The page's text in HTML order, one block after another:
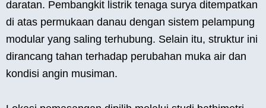
daratan. Pembangkit listrik tenaga surya ditempatkan
di atas permukaan danau dengan sistem pelampung
modular yang saling terhubung. Selain itu, struktur ini
dirancang tahan terhadap perubahan muka air dan
kondisi angin musiman.